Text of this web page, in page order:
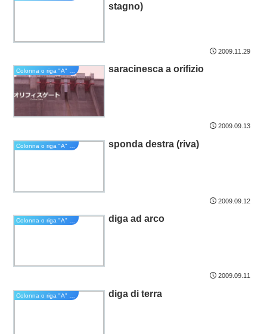
stagno)
2009.11.29
Colonna o riga "A" del sillabario kana saracinesca a orifizio
2009.09.13
sponda destra (riva)
2009.09.12
Colonna o riga "A" del sillabario kana diga ad arco
2009.09.11
diga di terra